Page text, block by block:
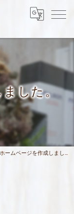
した。
ホームページを作成しました。